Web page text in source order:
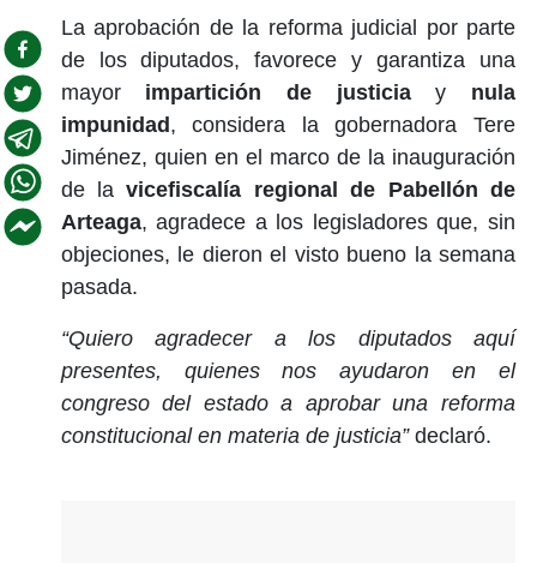
La aprobación de la reforma judicial por parte
de los diputados, favorece y garantiza una
mayor impartición de justiciay nula
impunidad, considera la gobernadora Tere
Jiménez, quien en el marco de la inauguración
de lavicefiscalía regional de Pabellón de
Arteaga, agradece a los legisladores que, sin
objeciones, le dieron el visto bueno la semana
pasada.
“Quiero agradecer a los diputados aquí
presentes, quienes nos ayudaron en el
congreso del estado a aprobar una reforma
constitucional en materia de justicia”declaró.